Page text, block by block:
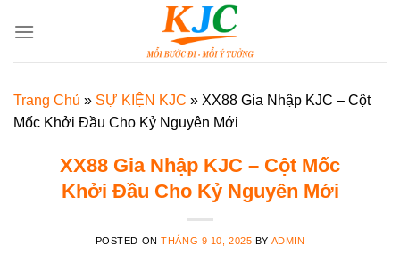
Trang Chủ » SỰ KIỆN KJC » XX88 Gia Nhập KJC – Cột
Mốc Khởi Đầu Cho Kỷ Nguyên Mới
XX88 Gia Nhập KJC – Cột Mốc
Khởi Đầu Cho Kỷ Nguyên Mới
POSTED ONTHÁNG 9 10, 2025 BY ADMIN